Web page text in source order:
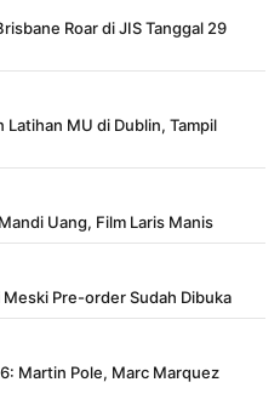
Roar di JIS Tanggal 29
Latihan MU di Dublin, Tampil
Uang, Film Laris Manis
Pre-order Sudah Dibuka
Martin Pole, Marc Marquez